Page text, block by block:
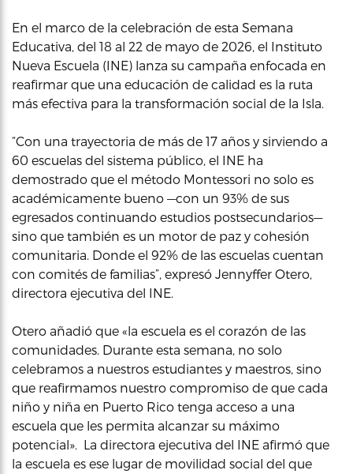
En el marco de la celebración de esta Semana
Educativa, del 18 al 22 de mayo de 2026, el Instituto
Nueva Escuela (INE) lanza su campaña enfocada en
reafirmar que una educación de calidad es la ruta
más efectiva para la transformación social de la Isla.
“Con una trayectoria de más de 17 años y sirviendo a
60 escuelas del sistema público, el INE ha
demostrado que el método Montessori no solo es
académicamente bueno —con un 93% de sus
egresados continuando estudios postsecundarios—
sino que también es un motor de paz y cohesión
comunitaria. Donde el 92% de las escuelas cuentan
con comités de familias”, expresó Jennyffer Otero,
directora ejecutiva del INE.
Otero añadió que «la escuela es el corazón de las
comunidades. Durante esta semana, no solo
celebramos a nuestros estudiantes y maestros, sino
que reafirmamos nuestro compromiso de que cada
niño y niña en Puerto Rico tenga acceso a una
escuela que les permita alcanzar su máximo
potencial». La directora ejecutiva del INE afirmó que
la escuela es ese lugar de movilidad social del que